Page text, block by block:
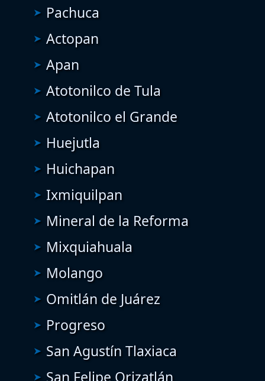
Pachuca
Actopan
Apan
Atotonilco de Tula
Atotonilco el Grande
Huejutla
Huichapan
Ixmiquilpan
Mineral de la Reforma
Mixquiahuala
Molango
Omitlán de Juárez
Progreso
San Agustín Tlaxiaca
San Felipe Orizatlán